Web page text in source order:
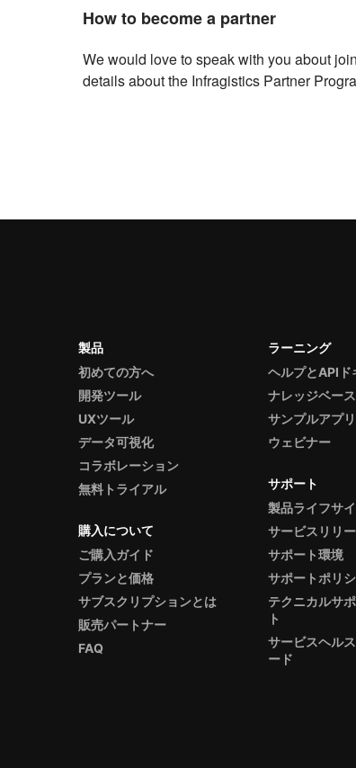
How to become a partner
We would love to speak with you about
details about the Infragistics Partner
製品
初めての方へ
開発ツール
UXツール
データ可視化
コラボレーション
無料トライアル
購入について
ご購入ガイド
プランと価格
サブスクリプションとは
販売パートナー
FAQ
ラーニング
ヘルプとAPIド
ナレッジベース
サンプルアプ
ウェビナー
サポート
製品ライフサ
サービスリリ
サポート環境
サポートポリ
テクニカルサ
ト
サービスヘル
ード